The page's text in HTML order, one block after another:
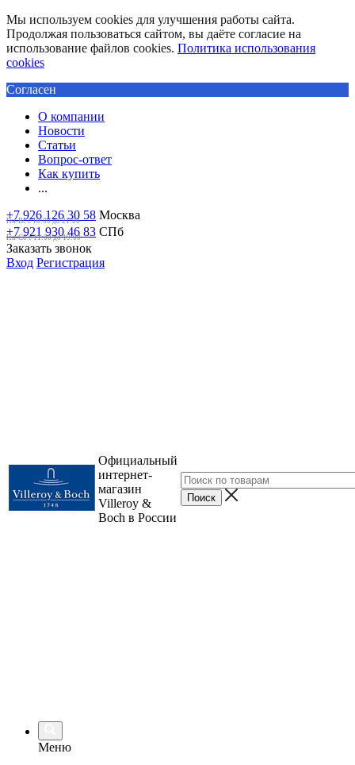
Мы используем cookies для улучшения работы сайта.
Продолжая пользоваться сайтом, вы даёте согласие на
использование файлов cookies. Политика использования
cookies
Согласен
О компании
Новости
Статьи
Вопрос-ответ
Как купить
...
+7 926 126 30 58 Москва
Пн-Вс с 10:00 до 21:00
+7 921 930 46 83 СПб
Пн-Сб c 11:00 до 19:00
Заказать звонок
Вход Регистрация
Официальный
интернет-
магазин
Villeroy &
Boch в России
Меню